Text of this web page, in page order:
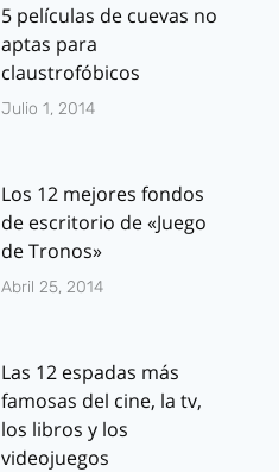
Walking
agosto 14, 2012
5 películas de cuevas no
aptas para
claustrofóbicos
Julio 1, 2014
Los 12 mejores fondos
de escritorio de «Juego
de Tronos»
Abril 25, 2014
Las 12 espadas más
famosas del cine, la tv,
los libros y los
videojuegos